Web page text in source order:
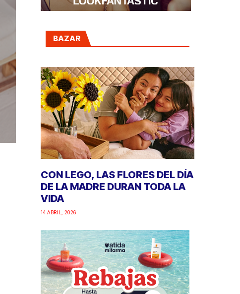
BAZAR
CON LEGO, LAS FLORES DEL DÍA
DE LA MADRE DURAN TODA LA
VIDA
14 ABRIL, 2026